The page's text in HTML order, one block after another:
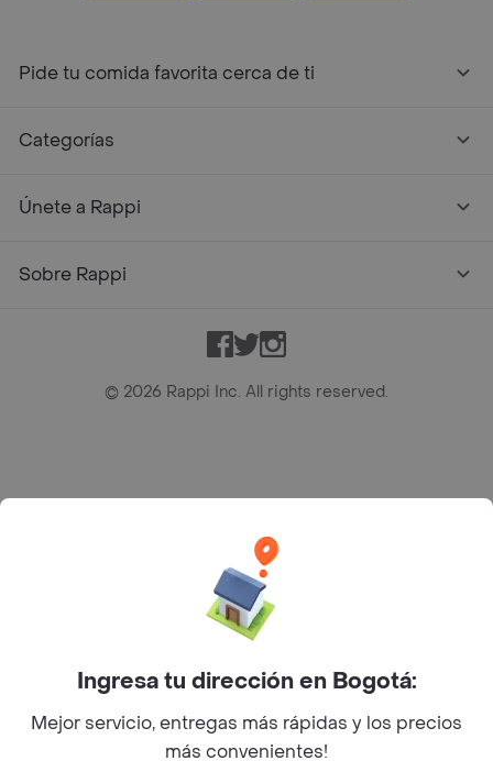
Pide tu comida favorita cerca de ti
Categorías
Únete a Rappi
Sobre Rappi
Facebook
TwitterInstagram
© 2026 Rappi Inc. All rights reserved.
Bogotá D.C. --- notificacionesrappi@rappi.com
Ingresa tu dirección en Bogotá:
Mejor servicio, entregas más rápidas y los precios
más convenientes!